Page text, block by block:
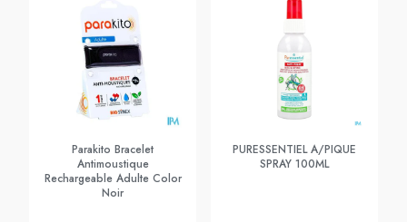
Parakito Bracelet
Antimoustique
Rechargeable Adulte Color
Noir
PURESSENTIEL A/PIQUE
SPRAY 100ML